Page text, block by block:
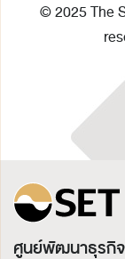
© 2025 The
ศูนย์พัฒนาธุรกิ